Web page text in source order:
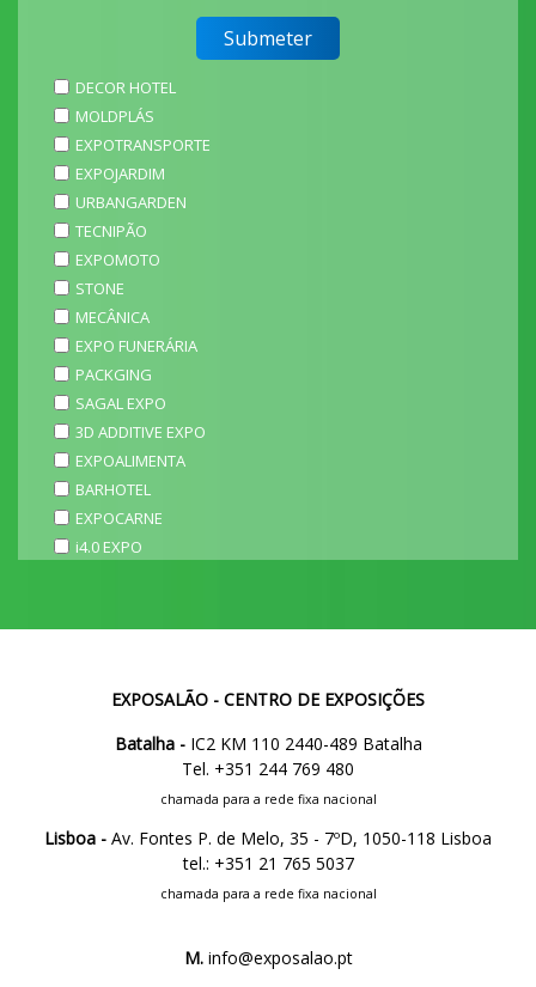
DECOR HOTEL
MOLDPLÁS
EXPOTRANSPORTE
EXPOJARDIM
URBANGARDEN
TECNIPÃO
EXPOMOTO
STONE
MECÂNICA
EXPO FUNERÁRIA
PACKGING
SAGAL EXPO
3D ADDITIVE EXPO
EXPOALIMENTA
BARHOTEL
EXPOCARNE
i4.0 EXPO
EXPOSALÃO - CENTRO DE EXPOSIÇÕES
Batalha -IC2 KM 110 2440-489 Batalha
Tel. +351 244 769 480
chamada para a rede fixa nacional
Lisboa - Av. Fontes P. de Melo, 35 - 7ºD, 1050-118 Lisboa
tel.: +351 21 765 5037
chamada para a rede fixa nacional
M.info@exposalao.pt